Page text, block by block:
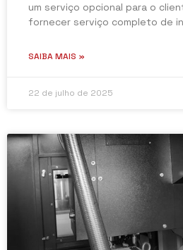
um serviço opcional para o
fornecer serviço completo de
SAIBA MAIS »
22 de julho de 2025